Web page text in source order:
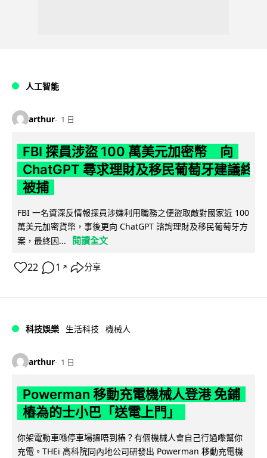
人工智能
arthur 1 日
FBI 探員涉盜 100 萬美元加密幣 向
ChatGPT 尋求理財及移民葡萄牙建議終
被捕
FBI 一名資深反情報探員涉嫌利用職務之便盜取敵對國家近 100
萬美元加密貨幣，事後更向 ChatGPT 諮詢理財及移民葡萄牙方
案，最終因...
閱讀全文
22 1 ↗ 分享
科技娛樂 生活科技 機械人
arthur 1 日
Powerman 移動充電機械人登港 免鋪
樁為的士小巴「送電上門」
你架電動車喺停車場搵唔到樁？有個機械人會自己行過嚟幫你
充電。THEi 高科院同內地公司研發出 Powerman 移動充電機